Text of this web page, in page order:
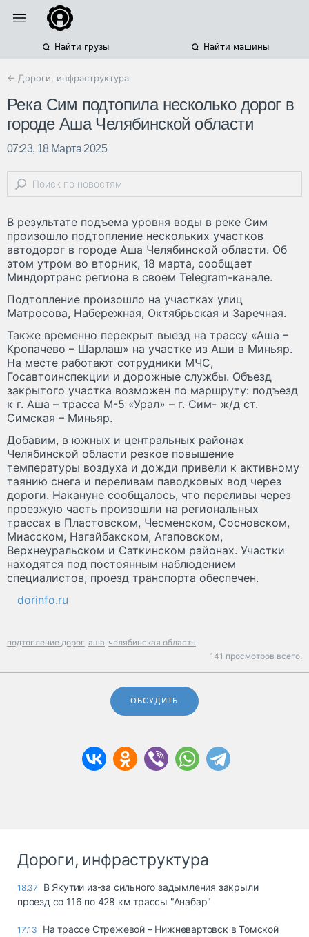
Найти грузы Найти машины
← Дороги, инфраструктура
Река Сим подтопила несколько дорог в
городе Аша Челябинской области
07:23, 18 Марта 2025
В результате подъема уровня воды в реке Сим
произошло подтопление нескольких участков
автодорог в городе Аша Челябинской области. Об
этом утром во вторник, 18 марта, сообщает
Миндортранс региона в своем Telegram-канале.
Подтопление произошло на участках улиц
Матросова, Набережная, Октябрьская и Заречная.
Также временно перекрыт выезд на трассу «Аша –
Кропачево – Шарлаш» на участке из Аши в Миньяр.
На месте работают сотрудники МЧС,
Госавтоинспекции и дорожные службы. Объезд
закрытого участка возможен по маршруту: подъезд
к г. Аша – трасса М-5 «Урал» – г. Сим- ж/д ст.
Симская – Миньяр.
Добавим, в южных и центральных районах
Челябинской области резкое повышение
температуры воздуха и дожди привели к активному
таянию снега и переливам паводковых вод через
дороги. Накануне сообщалось, что переливы через
проезжую часть произошли на региональных
трассах в Пластовском, Чесменском, Сосновском,
Миасском, Нагайбакском, Агаповском,
Верхнеуральском и Саткинском районах. Участки
находятся под постоянным наблюдением
специалистов, проезд транспорта обеспечен.
dorinfo.ru
подтопление дорог аша челябинская область
141 просмотров всего.
ОБСУДИТЬ
Дороги, инфраструктура
18:37
В Якутии из-за сильного задымления закрыли
проезд со 116 по 428 км трассы "Анабар"
17:13
На трассе Стрежевой – Нижневартовск в Томской